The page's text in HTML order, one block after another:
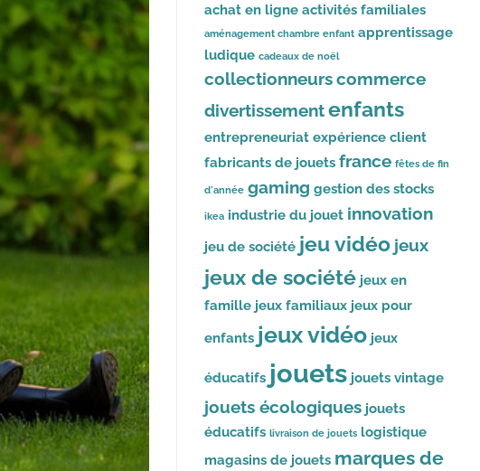
achat en ligne activités familiales
aménagement chambre enfant apprentissage
ludique cadeaux de noël
collectionneurscommerce
divertissementenfants
entrepreneuriat expérience client
fabricants de jouets france fêtes de fin
d'année gaming gestion des stocks
ikea industrie du jouet innovation
jeu de société jeu vidéo jeux
jeux de société jeux en
famille jeux familiaux jeux pour
enfants jeux vidéo jeux
éducatifs jouets jouets vintage
jouets écologiques jouets
éducatifs livraison de jouets logistique
magasins de jouets marques de